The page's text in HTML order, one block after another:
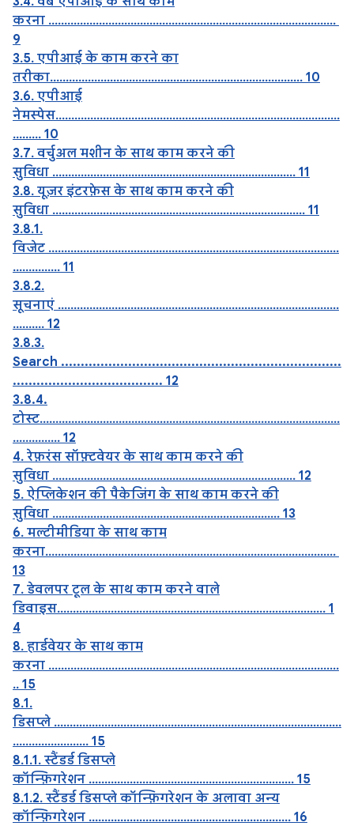
करना ...........................................................................................
9
3.5. एपीआई के काम करने का
तरीका................................................................................ 10
3.6. एपीआई
नेमस्पेस..........................................................................................
......... 10
3.7. वर्चुअल मशीन के साथ काम करने की
सुविधा ............................................................................. 11
3.8. यूज़र इंटरफ़ेस के साथ काम करने की
सुविधा ................................................................................ 11
3.8.1.
विजेट ............................................................................................
............... 11
3.8.2.
सूचनाएं .........................................................................................
.......... 12
3.8.3.
Search .......................................................................
...................................... 12
3.8.4.
टोस्ट...............................................................................................
............... 12
4. रेफ़रंस सॉफ़्टवेयर के साथ काम करने की
सुविधा ............................................................................. 12
5. ऐप्लिकेशन की पैकेजिंग के साथ काम करने की
सुविधा ........................................................................ 13
6. मल्टीमीडिया के साथ काम
करना............................................................................................
13
7. डेवलपर टूल के साथ काम करने वाले
डिवाइस..................................................................................... 1
4
8. हार्डवेयर के साथ काम
करना ............................................................................................
.. 15
8.1.
डिसप्ले ...........................................................................................
........................ 15
8.1.1. स्टैंडर्ड डिसप्ले
कॉन्फ़िगरेशन ................................................................. 15
8.1.2. स्टैंडर्ड डिसप्ले कॉन्फ़िगरेशन के अलावा अन्य
कॉन्फ़िगरेशन ................................................................ 16